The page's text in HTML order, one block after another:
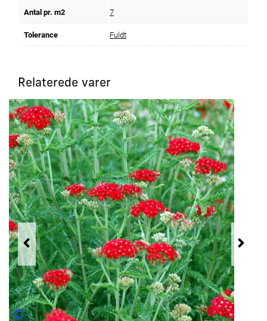
Antal pr. m2 7
Tolerance Fuldt
Relaterede varer